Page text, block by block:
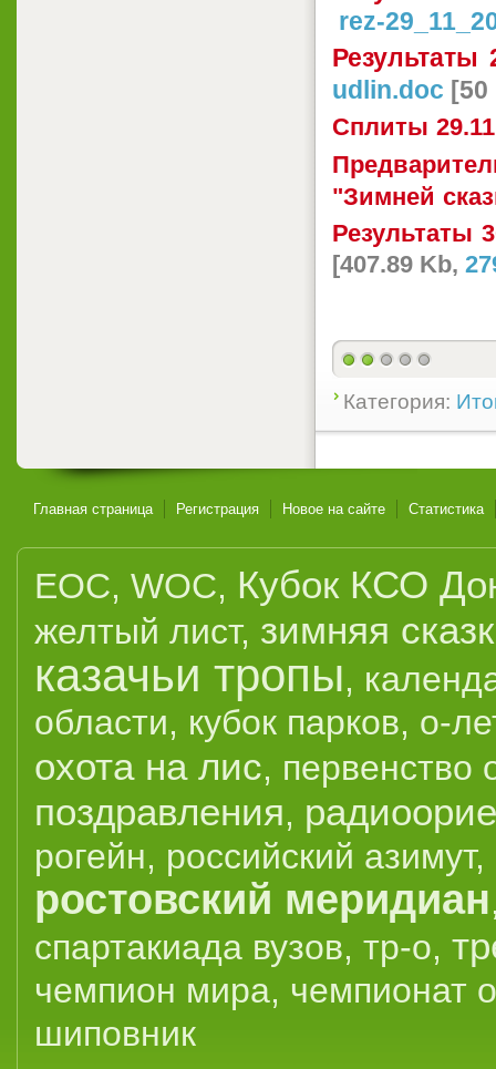
rez-
Результаты
udlin.doc
Сплиты
"Зимней
Результаты
[407.89 Kb,
Категория:
Главная страница Регистрация Новое на сайте Статистика
EOC, WOC, Кубок КСО
желтый лист, зимняя
казачьи тропы,
области, кубок парков, о-
охота на лис, первенство
поздравления,
рогейн, российский азимут,
ростовский меридиан
спартакиада вузов, тр-о,
чемпион мира, чемпионат
шиповник